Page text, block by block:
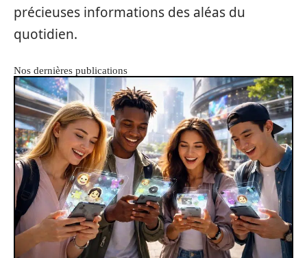
précieuses informations des aléas du
quotidien.
Nos dernières publications